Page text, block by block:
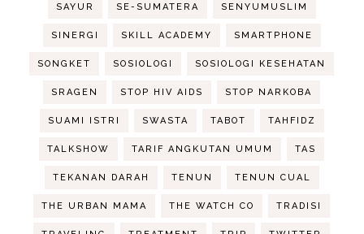
SAYUR SE-SUMATERA SENYUMUSLIM
SINERGI SKILL ACADEMY SMARTPHONE
SONGKET SOSIOLOGI SOSIOLOGI KESEHATAN
SRAGEN STOP HIV AIDS STOP NARKOBA
SUAMI ISTRI SWASTA TABOT TAHFIDZ
TALKSHOW TARIF ANGKUTAN UMUM TAS
TEKANAN DARAH TENUN TENUN CUAL
THE URBAN MAMA THE WATCH CO TRADISI